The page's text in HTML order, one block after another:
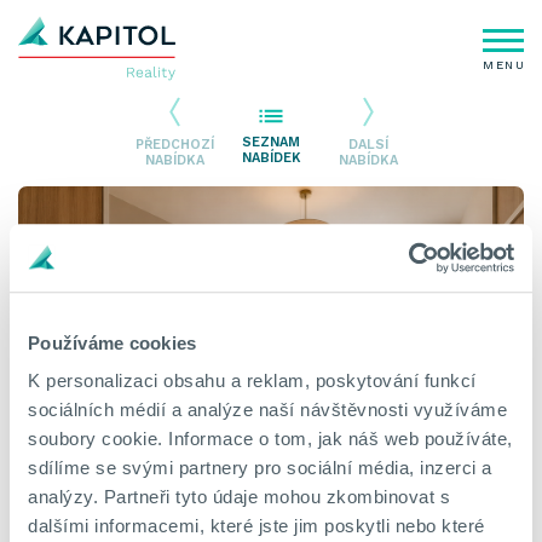
Používáme cookies
K personalizaci obsahu a reklam, poskytování funkcí
sociálních médií a analýze naší návštěvnosti využíváme
soubory cookie. Informace o tom, jak náš web používáte,
sdílíme se svými partnery pro sociální média, inzerci a
analýzy. Partneři tyto údaje mohou zkombinovat s
dalšími informacemi, které jste jim poskytli nebo které
MENU
PŘEDCHOZÍ
NABÍDKA
SEZNAM
NABÍDEK
DALSÍ
NABÍDKA